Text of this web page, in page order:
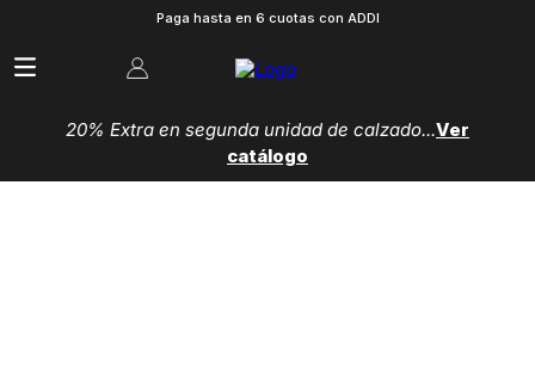
Paga hasta en 6 cuotas con ADDI
20% Extra en segunda unidad de calzado...Ver
catálogo